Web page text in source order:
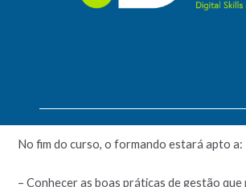
EXTRA CNQ –
MANAGEMENT
No fim do curso, o formando estará apto a:
– Conhecer as boas práticas de gestão